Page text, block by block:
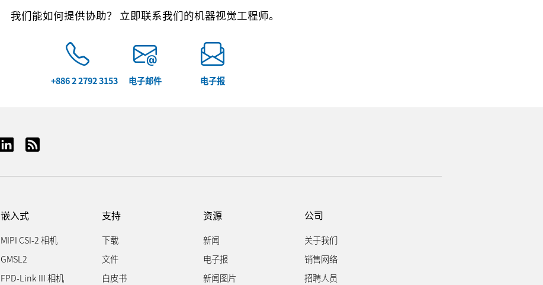
我们能如何提供协助？ 立即联系我们的机器视觉工程师。
+886 2 2792 3153 电子邮件 电子报
嵌入式
MIPI CSI-2 相机
GMSL2
FPD-Link III 相机
支持
下载
文件
白皮书
资源
新闻
电子报
新闻图片
公司
关于我们
销售网络
招聘人员